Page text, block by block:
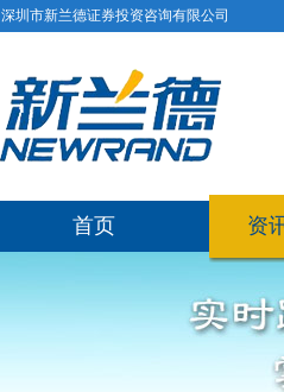
深圳市新兰德证券投资咨询有限公司
首页 资